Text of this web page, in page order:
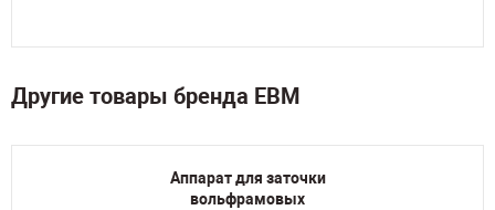
Другие товары бренда ЕВМ
Аппарат для заточки
вольфрамовых